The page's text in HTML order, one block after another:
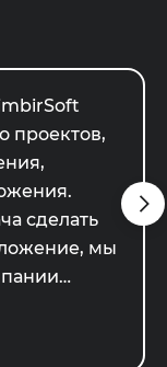
проектов,
сделать
мы